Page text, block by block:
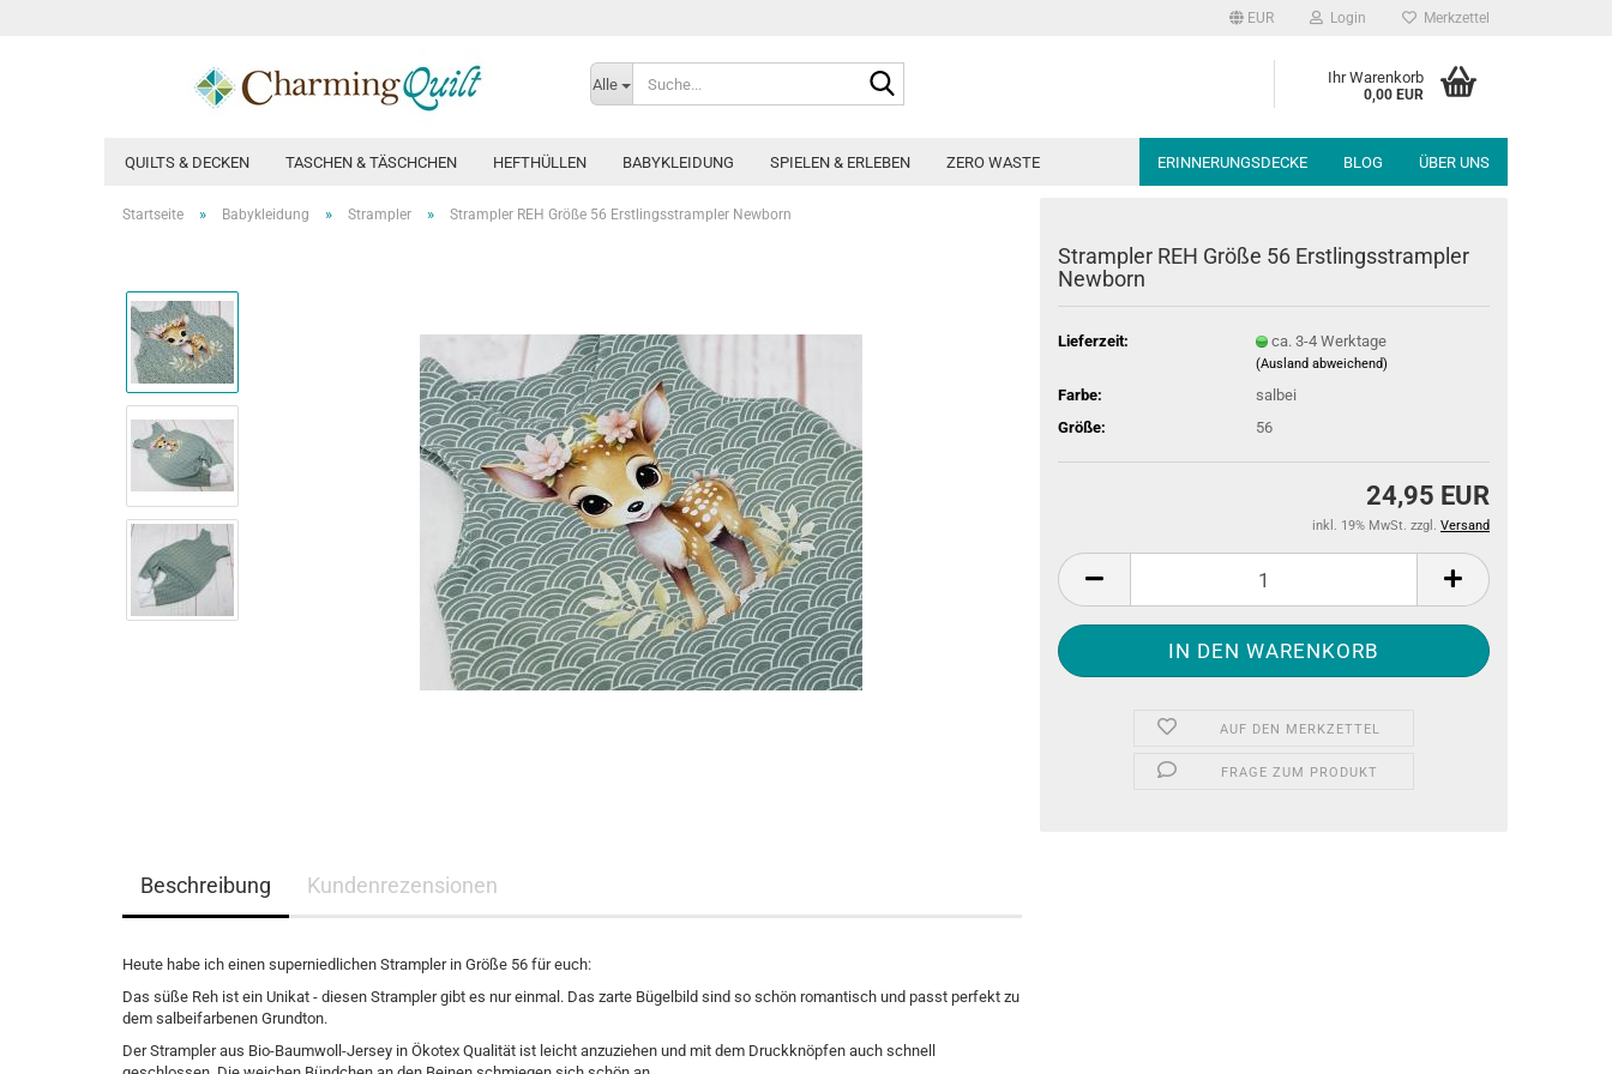
EUR Login Merkzettel
Alle Ihr Warenkorb
0,00 EUR
QUILTS & DECKEN TASCHEN & TÄSCHCHEN HEFTHÜLLEN BABYKLEIDUNG SPIELEN & ERLEBEN ZERO WASTE ERINNERUNGSDECKE BLOG ÜBER UNS
Startseite » Babykleidung » Strampler » Strampler REH Größe 56 Erstlingsstrampler Newborn
Strampler REH Größe 56 Erstlingsstrampler
Newborn
Lieferzeit: ca. 3-4 Werktage
(Ausland abweichend)
Farbe:
salbei
Größe:
56
24,95 EUR
inkl. 19% MwSt. zzgl. Versand
AUF DEN MERKZETTEL
FRAGE ZUM PRODUKT
Beschreibung Kundenrezensionen
Heute habe ich einen superniedlichen Strampler in Größe 56 für euch:
Das süße Reh ist ein Unikat - diesen Strampler gibt es nur einmal. Das zarte Bügelbild sind so schön romantisch und passt perfekt zu
dem salbeifarbenen Grundton.
Der Strampler aus Bio-Baumwoll-Jersey in Ökotex Qualität ist leicht anzuziehen und mit dem Druckknöpfen auch schnell